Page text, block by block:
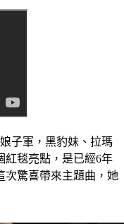
子軍，黑豹妹、拉瑪
紅毯亮點，是已經6年
次驚喜帶來主題曲，她